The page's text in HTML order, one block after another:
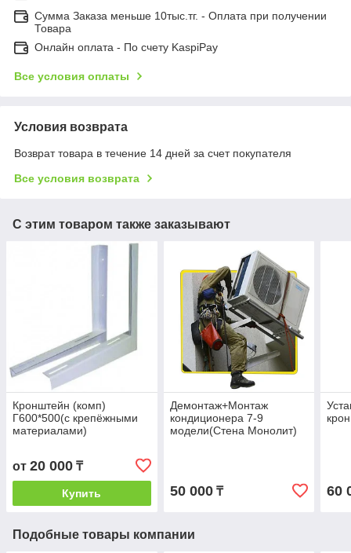
Сумма Заказа меньше 10тыс.тг. - Оплата при получении
Товара
Онлайн оплата - По счету KaspiPay
Все условия оплаты
Условия возврата
Возврат товара в течение 14 дней за счет покупателя
Все условия возврата
С этим товаром также заказывают
Кронштейн (комп)
Г600*500(с крепёжными
материалами)
от 20 000 ₸
Купить
Демонтаж+Монтаж
кондиционера 7-9
модели(Стена Монолит)
50 000₸ 60
Подобные товары компании